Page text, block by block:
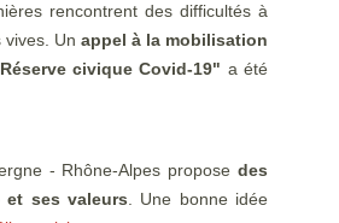
rencontrent des difficultés à
Un appel à la mobilisation
civique Covid-19" a été
- Rhône-Alpes propose des
et ses valeurs . Une bonne idée